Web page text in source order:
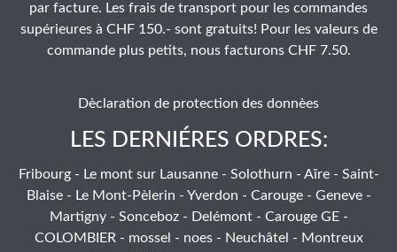
par facture. Les frais de transport pour les commandes
supérieures à CHF 150.- sont gratuits! Pour les valeurs de
commande plus petits, nous facturons CHF 7.50.
Dèclaration de protection des donnèes
LES DERNIÉRES ORDRES:
Fribourg - Le mont sur Lausanne - Solothurn - Aïre - Saint-
Blaise - Le Mont-Pèlerin - Yverdon - Carouge - Geneve -
Martigny - Sonceboz - Delémont - Carouge GE -
COLOMBIER - mossel - noes - Neuchâtel - Montreux